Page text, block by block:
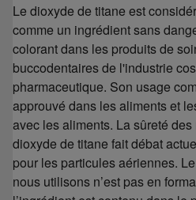
Le dioxyde de titane est
comme un ingrédient sans
colorant dans les produits de
buccodentaires de l'industrie
pharmaceutique. Son usage
approuvé dans les aliments et
avec les aliments. La sûreté
dioxyde de titane fait débat
pour les particules aériennes.
nous utilisons n’est pas en